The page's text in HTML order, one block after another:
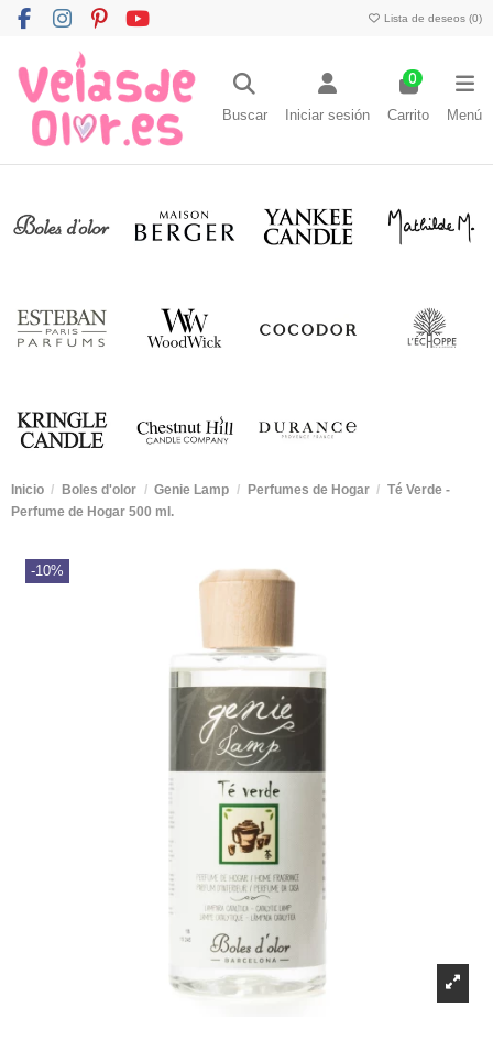
Lista de deseos (0)
Buscar Iniciar sesión
0
Carrito Menú
Inicio Boles d'olor Genie Lamp Perfumes de Hogar
Té Verde -
Perfume de Hogar 500 ml.
-10%